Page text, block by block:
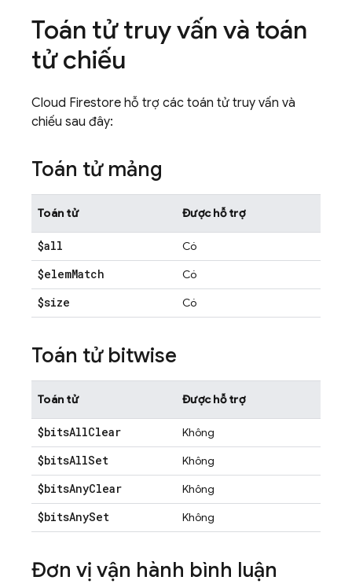
Toán tử truy vấn và toán
tử chiếu
Cloud Firestore hỗ trợ các toán tử truy vấn và
chiếu sau đây:
Toán tử mảng
Toán tử Được hỗ trợ
$all Có
$elemMatch Có
$size Có
Toán tử bitwise
Toán tử Được hỗ trợ
$bitsAllClear Không
$bitsAllSet Không
$bitsAnyClear Không
$bitsAnySet Không
Đơn vị vận hành bình luận